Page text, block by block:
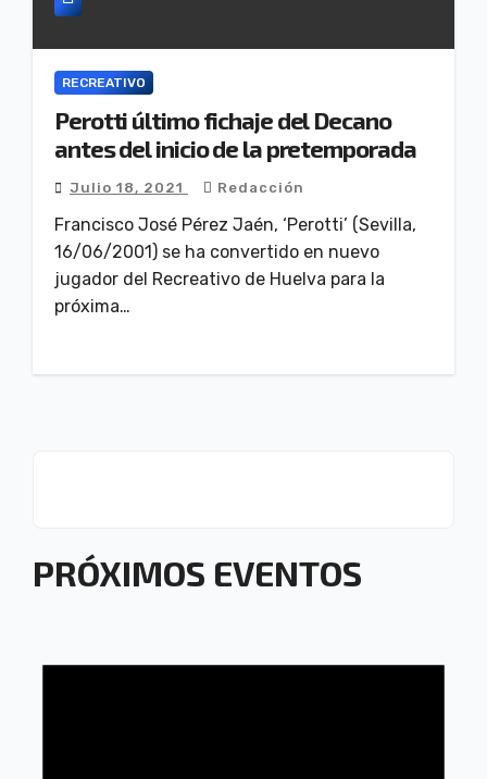
RECREATIVO
Perotti último fichaje del Decano
antes del inicio de la pretemporada
Julio 18, 2021 Redacción
Francisco José Pérez Jaén, ‘Perotti’ (Sevilla,
16/06/2001) se ha convertido en nuevo
jugador del Recreativo de Huelva para la
próxima…
PRÓXIMOS EVENTOS